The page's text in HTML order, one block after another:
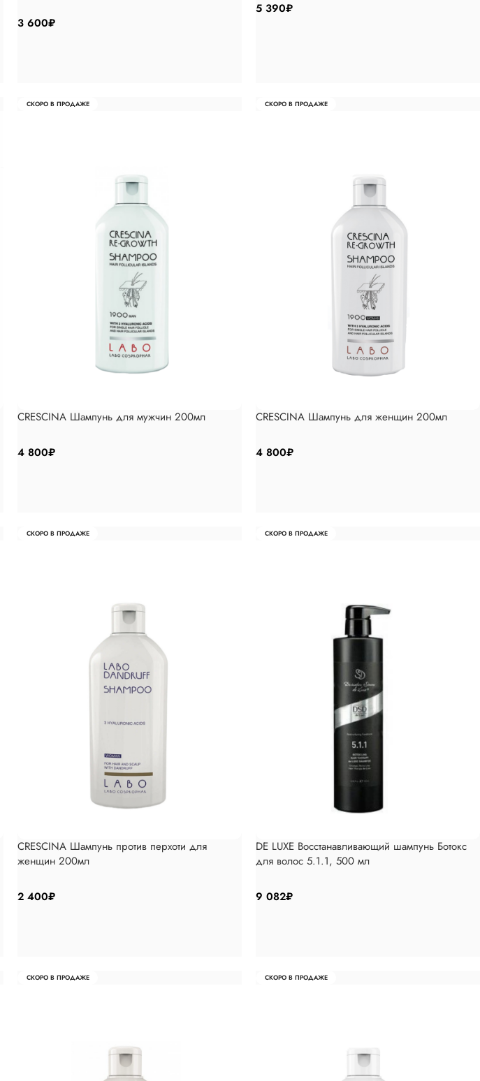
3 600₽
5 390₽
СКОРО В ПРОДАЖЕ
CRESCINA Шампунь для мужчин 200мл
4 800₽
СКОРО В ПРОДАЖЕ
CRESCINA Шампунь для женщин 200мл
4 800₽
СКОРО В ПРОДАЖЕ
CRESCINA Шампунь против перхоти для
женщин 200мл
2 400₽
СКОРО В ПРОДАЖЕ
DE LUXE Восстанавливающий шампунь Ботокс
для волос 5.1.1, 500 мл
9 082₽
СКОРО В ПРОДАЖЕ СКОРО В ПРОДАЖЕ